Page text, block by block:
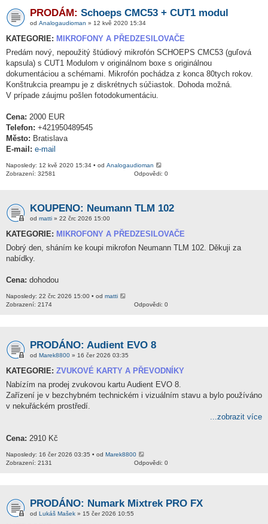
PRODÁM: Schoeps CMC53 + CUT1 modul
od Analogaudioman » 12 kvě 2020 15:34
KATEGORIE: MIKROFONY A PŘEDZESILOVAČE
Predám nový, nepoužitý štúdiový mikrofón SCHOEPS CMC53 (guľová
kapsula) s CUT1 Modulom v originálnom boxe s originálnou
dokumentáciou a schémami. Mikrofón pochádza z konca 80tych rokov.
Konštrukcia preampu je z diskrétnych súčiastok. Dohoda možná.
V prípade záujmu pošlen fotodokumentáciu.
Cena: 2000 EUR
Telefon: +421950489545
Město: Bratislava
E-mail: e-mail
Naposledy: 12 kvě 2020 15:34 • od Analogaudioman
Odpovědi: 0
Zobrazení: 32581
KOUPENO: Neumann TLM 102
od matti » 22 črc 2026 15:00
KATEGORIE: MIKROFONY A PŘEDZESILOVAČE
Dobrý den, sháním ke koupi mikrofon Neumann TLM 102. Děkuji za
nabídky.
Cena: dohodou
Naposledy: 22 črc 2026 15:00 • od matti
Odpovědi: 0
Zobrazení: 2174
PRODÁNO: Audient EVO 8
od Marek8800 » 16 čer 2026 03:35
KATEGORIE: ZVUKOVÉ KARTY A PŘEVODNÍKY
Nabízím na prodej zvukovou kartu Audient EVO 8.
Zařízení je v bezchybném technickém i vizuálním stavu a bylo používáno
v nekuřáckém prostředí.
...zobrazit více
Cena: 2910 Kč
Naposledy: 16 čer 2026 03:35 • od Marek8800
Odpovědi: 0
Zobrazení: 2131
PRODÁNO: Numark Mixtrek PRO FX
od Lukáš Mašek » 15 čer 2026 10:55